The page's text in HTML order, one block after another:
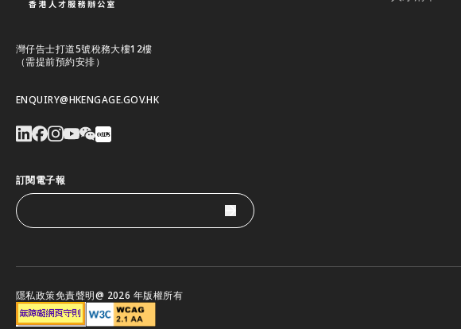
灣仔告士打道5號稅務大樓12樓
（需提前預約安排）
ENQUIRY@HKENGAGE.GOV.HK
訂閱電子報
隱私政策免責聲明@ 2026 年版權所有